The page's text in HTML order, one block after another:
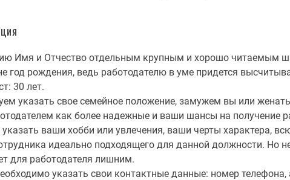
Имя и Отчество отдельным крупным и хорошо читаемым
год рождения, ведь работодателю в уме придется
30 лет.
указать свое семейное положение, замужем вы или
как более надежные и ваши шансы на получение
ваши хобби или увлечения, ваши черты характера,
идеально подходящего для данной должности. Но
для работодателя лишним.
указать свои контактные данные: номер